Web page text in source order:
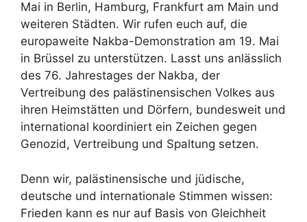
Mai in Berlin, Hamburg, Frankfurt am Main und
weiteren Städten. Wir rufen euch auf, die
europaweite Nakba-Demonstration am 19. Mai
in Brüssel zu unterstützen. Lasst uns anlässlich
des 76. Jahrestages der Nakba, der
Vertreibung des palästinensischen Volkes aus
ihren Heimstätten und Dörfern, bundesweit und
international koordiniert ein Zeichen gegen
Genozid, Vertreibung und Spaltung setzen.
Denn wir, palästinensische und jüdische,
deutsche und internationale Stimmen wissen:
Frieden kann es nur auf Basis von Gleichheit